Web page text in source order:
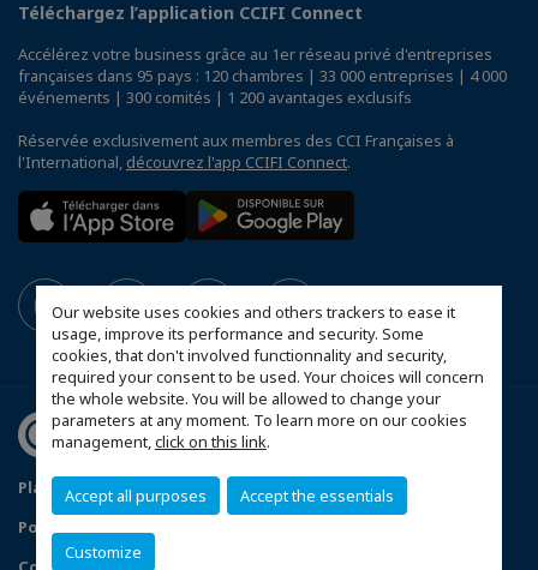
Our website uses cookies and others trackers to ease it
usage, improve its performance and security. Some
cookies, that don't involved functionnality and security,
required your consent to be used. Your choices will concern
the whole website. You will be allowed to change your
parameters at any moment. To learn more on our cookies
management,click on this link.
Accept all purposes Accept the essentials
Customize
Téléchargez l’application CCIFI Connect
Accélérez votre business grâce au 1er réseau privé d'entreprises
françaises dans 95 pays : 120 chambres | 33 000 entreprises | 4 000
événements | 300 comités | 1 200 avantages exclusifs
Réservée exclusivement aux membres des CCI Françaises à
l'International, découvrez l'app CCIFI Connect.
Plan d'accès Genève
Mentions légales
Politique de confidentialité